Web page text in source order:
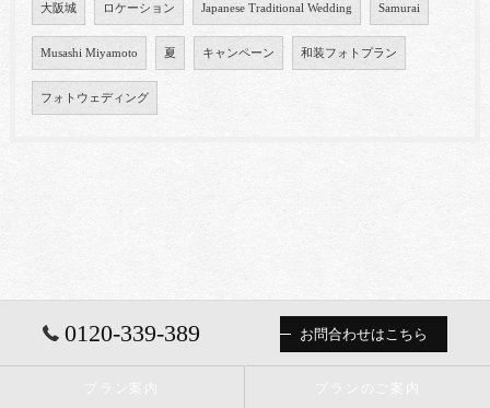
大阪城 ロケーション Japanese Traditional Wedding Samurai
Musashi Miyamoto 夏 キャンペーン 和装フォトプラン
フォトウェディング
0120-339-389 お問合わせはこちら